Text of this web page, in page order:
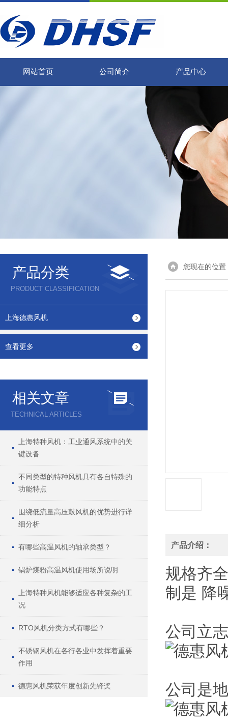
网站首页 公司简介 产品中心
产品分类
PRODUCT CLASSIFICATION
上海德惠风机
查看更多
相关文章
TECHNICAL ARTICLES
上海特种风机：工业通风系统中的关
键设备
不同类型的特种风机具有各自特殊的
功能特点
围绕低流量高压鼓风机的优势进行详
细分析
有哪些高温风机的轴承类型？
锅炉煤粉高温风机使用场所说明
上海特种风机能够适应各种复杂的工
况
RTO风机分类方式有哪些？
不锈钢风机在各行各业中发挥着重要
作用
德惠风机荣获年度创新先锋奖
您现在的位置
产品介绍：
规格齐全
制 是 降
公司立
公司是